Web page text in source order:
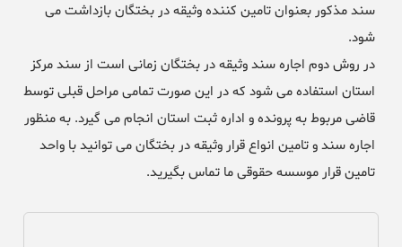
سند مذکور بعنوان تامین کننده وثیقه در بختگان بازداشت می
شود.
در روش دوم اجاره سند وثیقه در بختگان زمانی است از سند مرکز
استان استفاده می شود که در این صورت تمامی مراحل قبلی توسط
قاضی مربوط به پرونده و اداره ثبت استان انجام می گیرد. به منظور
اجاره سند و تامین انواع قرار وثیقه در بختگان می توانید با واحد
تامین قرار موسسه حقوقی ما تماس بگیرید.